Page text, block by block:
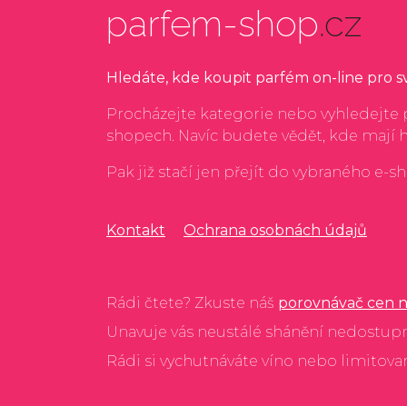
parfem-shop.cz
Hledáte, kde koupit parfém on-line pro
Procházejte kategorie nebo vyhledejte
shopech. Navíc budete vědět, kde mají
Pak již stačí jen přejít do vybraného e-
Kontakt Ochrana osobnách údajů
Rádi čtete? Zkuste náš porovnávač cen
Unavuje vás neustálé shánění
Rádi si vychutnáváte víno nebo